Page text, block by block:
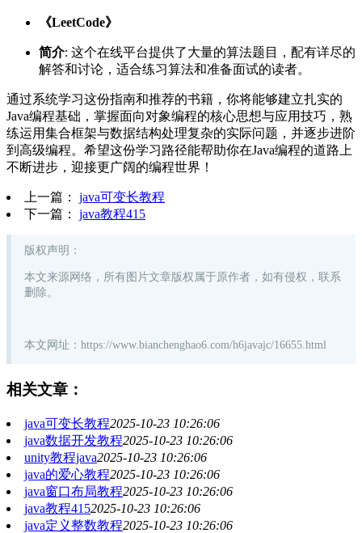
《LeetCode》
简介: 这个在线平台提供了大量的算法题目，配有详尽的
解答和讨论，适合练习算法和准备面试的读者。
通过系统学习这份指南和推荐的书籍，你将能够建立扎实的
Java编程基础，掌握面向对象编程的核心思想与应用技巧，熟
练运用集合框架与数据结构处理复杂的实际问题，并逐步进阶
到高级编程。希望这份学习路径能帮助你在Java编程的道路上
不断进步，迎接更广阔的编程世界！
上一篇： java可变长教程
下一篇： java教程415
版权声明 ：
本文来源网络，所有图片文章版权属于原作者，如有侵权，联系
删除。
本文网址：https://www.bianchenghao6.com/h6javajc/16655.html
相关文章：
java可变长教程2025-10-23 10:26:06
java数据开发教程2025-10-23 10:26:06
unity教程java2025-10-23 10:26:06
java的爱心教程2025-10-23 10:26:06
java窗口布局教程2025-10-23 10:26:06
java教程4152025-10-23 10:26:06
java定义整数教程2025-10-23 10:26:06